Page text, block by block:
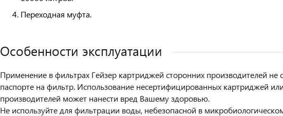
Переходная муфта.
Особенности эксплуатации
Применение в фильтрах Гейзер картриджей сторонних производителей не
паспорте на фильтр. Использование несертифицированных картриджей
производителей может нанести вред Вашему здоровью.
Не используйте для фильтрации воды, небезопасной в